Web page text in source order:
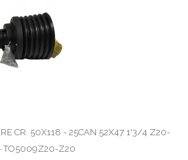
CR. 50X118 - 25CAN 52X47 1'3/4 Z20-
TO5009Z20-Z20